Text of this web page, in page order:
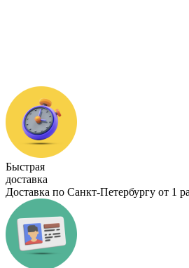
Быстрая
доставка
Доставка по Санкт-Петербургу от 1